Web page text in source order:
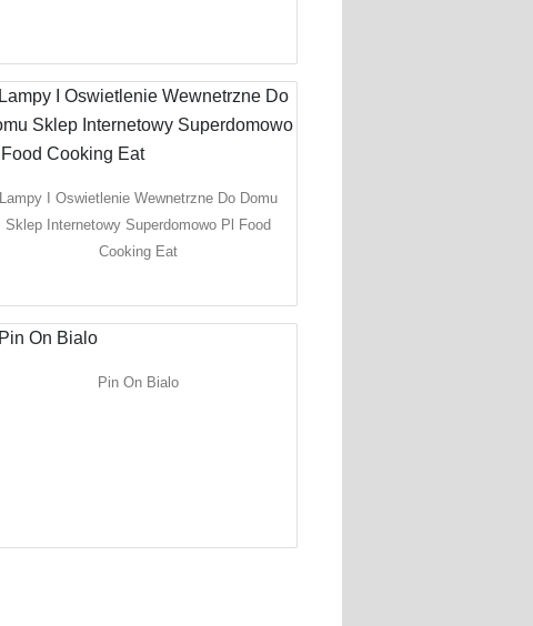
Lampy I Oswietlenie Wewnetrzne Do Domu
Sklep Internetowy Superdomowo Pl Food
Cooking Eat
Pin On Bialo